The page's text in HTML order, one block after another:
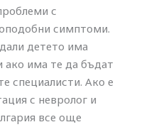
с
симптоми.
детето има
ако има те да бъдат
специалисти. Ако е
с невролог и
все още